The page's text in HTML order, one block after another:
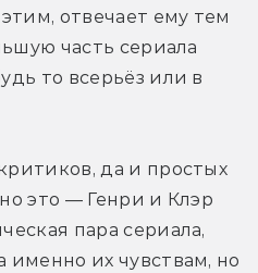
отвечает ему тем
часть сериала
то всерьёз или в
да и простых
это — Генри и Клэр
пара сериала,
именно их чувствам, но